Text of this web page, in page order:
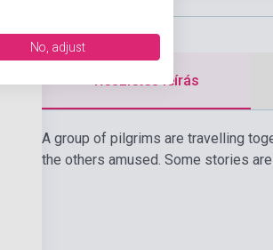
Részletes leírás
A group of pilgrims are travelling
the others amused. Some stories
No, adjust